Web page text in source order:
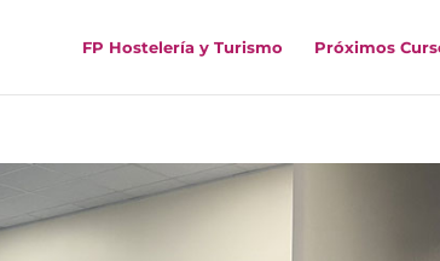
FP Hostelería y Turismo Próximos